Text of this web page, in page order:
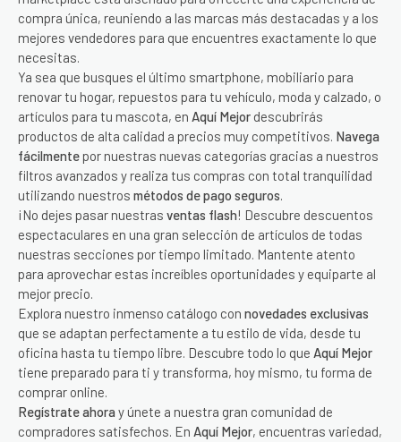
compra única, reuniendo a las marcas más destacadas y a los
mejores vendedores para que encuentres exactamente lo que
necesitas.
Ya sea que busques el último smartphone, mobiliario para
renovar tu hogar, repuestos para tu vehículo, moda y calzado, o
artículos para tu mascota, en Aquí Mejor descubrirás
productos de alta calidad a precios muy competitivos. Navega
fácilmente por nuestras nuevas categorías gracias a nuestros
filtros avanzados y realiza tus compras con total tranquilidad
utilizando nuestros métodos de pago seguros.
¡No dejes pasar nuestras ventas flash! Descubre descuentos
espectaculares en una gran selección de artículos de todas
nuestras secciones por tiempo limitado. Mantente atento
para aprovechar estas increíbles oportunidades y equiparte al
mejor precio.
Explora nuestro inmenso catálogo con novedades exclusivas
que se adaptan perfectamente a tu estilo de vida, desde tu
oficina hasta tu tiempo libre. Descubre todo lo que Aquí Mejor
tiene preparado para ti y transforma, hoy mismo, tu forma de
comprar online.
Regístrate ahora y únete a nuestra gran comunidad de
compradores satisfechos. En Aquí Mejor, encuentras variedad,